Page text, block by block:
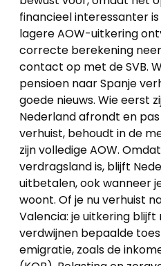
financieel interessanter
lagere AOW-uitkering
correcte berekening
contact op met de SVB.
pensioen naar Spanje
goede nieuws. Wie eerst
Nederland afrondt en
verhuist, behoudt in de
zijn volledige AOW.
verdragsland is, blijft
uitbetalen, ook wanneer
woont. Of je nu verhuist
Valencia: je uitkering
verdwijnen bepaalde
emigratie, zoals de